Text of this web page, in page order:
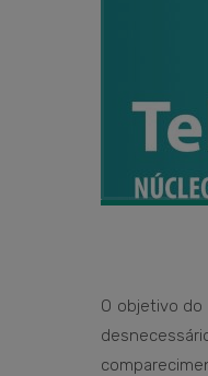
O objetivo